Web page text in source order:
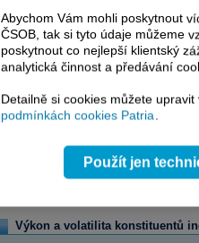
Výkon a volatilita konstituentů
Abychom Vám mohli poskytnout
ČSOB, tak si tyto údaje můžeme
poskytnout co nejlepší klientský
analytická činnost a předávání
Detailně si cookies můžete
podmínkách cookies Patria.
Použít jen